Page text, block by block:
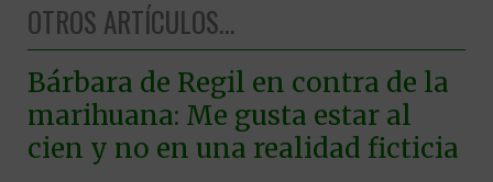
OTROS ARTÍCULOS...
Bárbara de Regil en contra de la
marihuana: Me gusta estar al
cien y no en una realidad ficticia